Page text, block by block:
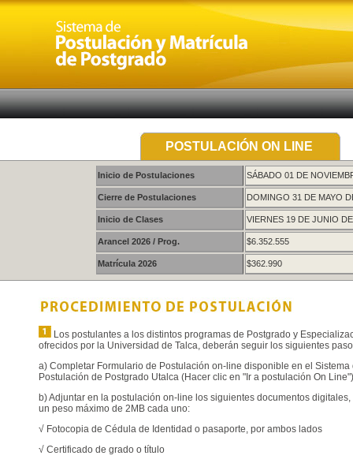
POSTULACIÓN ON LINE
Inicio de Postulaciones SÁBADO 01 DE
Cierre de Postulaciones DOMINGO 31 DE MAYO
Inicio de Clases VIERNES 19 DE JUNIO
Arancel 2026 / Prog. $6.352.555
Matrícula 2026 $362.990
Los postulantes a los distintos programas de Postgrado y
ofrecidos por la Universidad de Talca, deberán seguir los siguientes
a) Completar Formulario de Postulación on-line disponible en el Sistema
Postulación de Postgrado Utalca (Hacer clic en "Ir a postulación On Line")
b) Adjuntar en la postulación on-line los siguientes documentos digitales,
un peso máximo de 2MB cada uno:
√ Fotocopia de Cédula de Identidad o pasaporte, por ambos lados
√ Certificado de grado o título